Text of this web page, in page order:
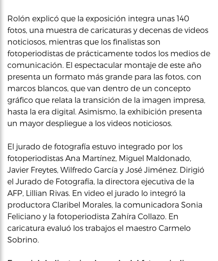
Rolón explicó que la exposición integra unas 140
fotos, una muestra de caricaturas y decenas de videos
noticiosos, mientras que los finalistas son
fotoperiodistas de prácticamente todos los medios de
comunicación. El espectacular montaje de este año
presenta un formato más grande para las fotos, con
marcos blancos, que van dentro de un concepto
gráfico que relata la transición de la imagen impresa,
hasta la era digital. Asimismo, la exhibición presenta
un mayor despliegue a los videos noticiosos.
El jurado de fotografía estuvo integrado por los
fotoperiodistas Ana Martínez, Miguel Maldonado,
Javier Freytes, Wilfredo García y José Jiménez. Dirigió
el Jurado de Fotografía, la directora ejecutiva de la
AFP, Lillian Rivas. En video el jurado lo integró la
productora Claribel Morales, la comunicadora Sonia
Feliciano y la fotoperiodista Zahíra Collazo. En
caricatura evaluó los trabajos el maestro Carmelo
Sobrino.